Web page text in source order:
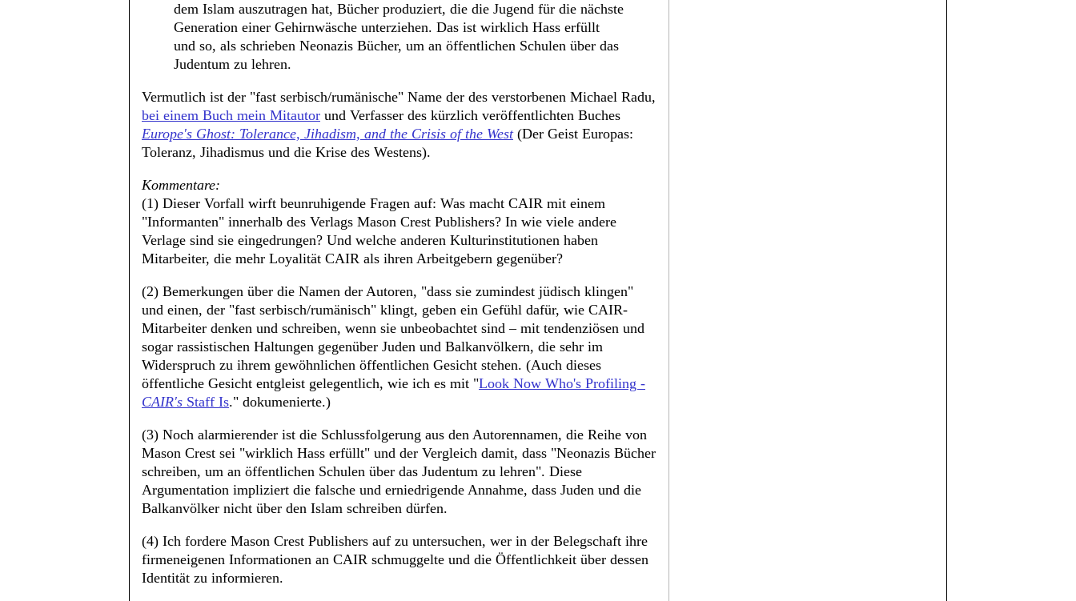
dem Islam auszutragen hat, Bücher produziert, die die Jugend für die nächste
Generation einer Gehirnwäsche unterziehen. Das ist wirklich Hass erfüllt
und so, als schrieben Neonazis Bücher, um an öffentlichen Schulen über das
Judentum zu lehren.
Vermutlich ist der "fast serbisch/rumänische" Name der des verstorbenen Michael Radu,
bei einem Buch mein Mitautor und Verfasser des kürzlich veröffentlichten Buches
Europe's Ghost: Tolerance, Jihadism, and the Crisis of the West(Der Geist Europas:
Toleranz, Jihadismus und die Krise des Westens).
Kommentare:
(1) Dieser Vorfall wirft beunruhigende Fragen auf: Was macht CAIR mit einem
"Informanten" innerhalb des Verlags Mason Crest Publishers? In wie viele andere
Verlage sind sie eingedrungen? Und welche anderen Kulturinstitutionen haben
Mitarbeiter, die mehr Loyalität CAIR als ihren Arbeitgebern gegenüber?
(2) Bemerkungen über die Namen der Autoren, "dass sie zumindest jüdisch klingen"
und einen, der "fast serbisch/rumänisch" klingt, geben ein Gefühl dafür, wie CAIR-
Mitarbeiter denken und schreiben, wenn sie unbeobachtet sind – mit tendenziösen und
sogar rassistischen Haltungen gegenüber Juden und Balkanvölkern, die sehr im
Widerspruch zu ihrem gewöhnlichen öffentlichen Gesicht stehen. (Auch dieses
öffentliche Gesicht entgleist gelegentlich, wie ich es mit "Look Now Who's Profiling -
CAIR's Staff Is." dokumenierte.)
(3) Noch alarmierender ist die Schlussfolgerung aus den Autorennamen, die Reihe von
Mason Crest sei "wirklich Hass erfüllt" und der Vergleich damit, dass "Neonazis Bücher
schreiben, um an öffentlichen Schulen über das Judentum zu lehren". Diese
Argumentation impliziert die falsche und erniedrigende Annahme, dass Juden und die
Balkanvölker nicht über den Islam schreiben dürfen.
(4) Ich fordere Mason Crest Publishers auf zu untersuchen, wer in der Belegschaft ihre
firmeneigenen Informationen an CAIR schmuggelte und die Öffentlichkeit über dessen
Identität zu informieren.